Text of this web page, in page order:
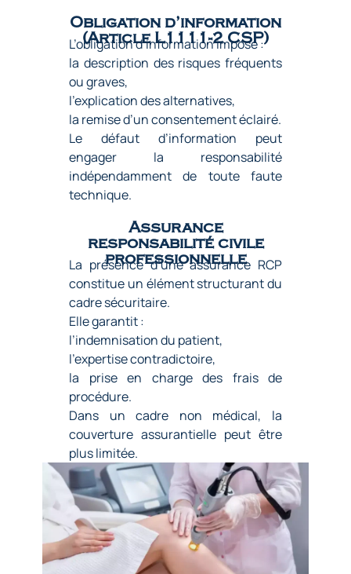
Obligation d’information
(Article L1111-2 CSP)
L’obligation d’information impose :
la description des risques fréquents
ou graves,
l’explication des alternatives,
la remise d’un consentement éclairé.
Le défaut d’information peut
engager la responsabilité
indépendamment de toute faute
technique.
Assurance
responsabilité civile
professionnelle
La présence d’une assurance RCP
constitue un élément structurant du
cadre sécuritaire.
Elle garantit :
l’indemnisation du patient,
l’expertise contradictoire,
la prise en charge des frais de
procédure.
Dans un cadre non médical, la
couverture assurantielle peut être
plus limitée.